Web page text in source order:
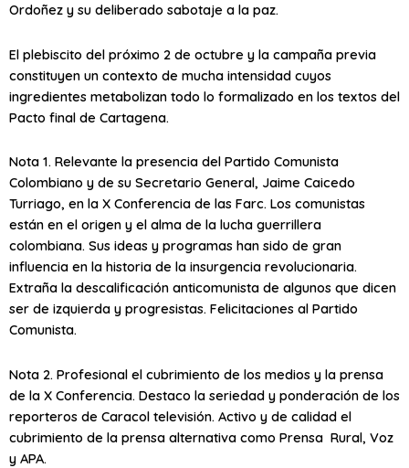
Ordoñez y su deliberado sabotaje a la paz.
El plebiscito del próximo 2 de octubre y la campaña previa
constituyen un contexto de mucha intensidad cuyos
ingredientes metabolizan todo lo formalizado en los textos del
Pacto final de Cartagena.
Nota 1. Relevante la presencia del Partido Comunista
Colombiano y de su Secretario General, Jaime Caicedo
Turriago, en la X Conferencia de las Farc. Los comunistas
están en el origen y el alma de la lucha guerrillera
colombiana. Sus ideas y programas han sido de gran
influencia en la historia de la insurgencia revolucionaria.
Extraña la descalificación anticomunista de algunos que dicen
ser de izquierda y progresistas. Felicitaciones al Partido
Comunista.
Nota 2. Profesional el cubrimiento de los medios y la prensa
de la X Conferencia. Destaco la seriedad y ponderación de los
reporteros de Caracol televisión. Activo y de calidad el
cubrimiento de la prensa alternativa como Prensa Rural, Voz
y APA.